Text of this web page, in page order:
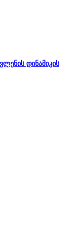
დინამიკის